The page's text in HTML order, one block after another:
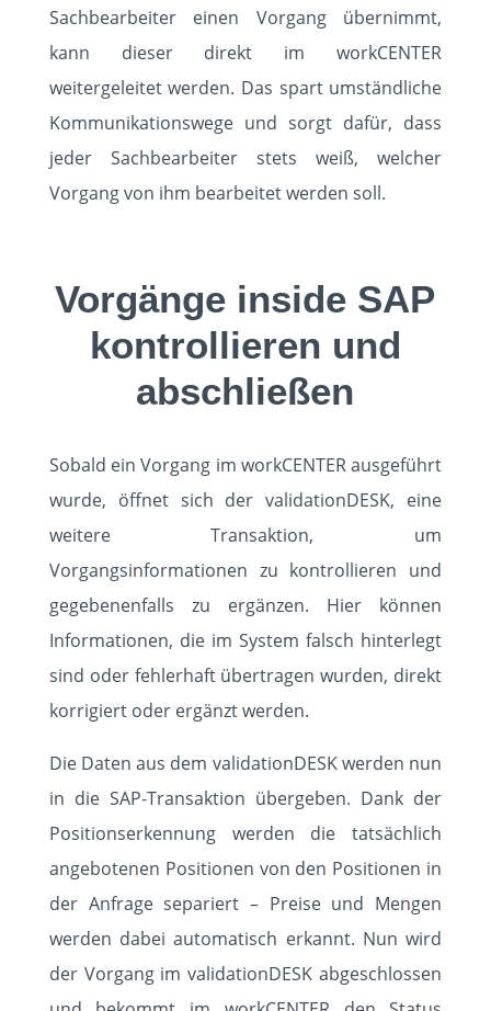
Sachbearbeiter einen Vorgang übernimmt,
kann dieser direkt im workCENTER
weitergeleitet werden. Das spart umständliche
Kommunikationswege und sorgt dafür, dass
jeder Sachbearbeiter stets weiß, welcher
Vorgang von ihm bearbeitet werden soll.
Vorgänge inside SAP
kontrollieren und
abschließen
Sobald ein Vorgang im workCENTER ausgeführt
wurde, öffnet sich der validationDESK, eine
weitere Transaktion, um
Vorgangsinformationen zu kontrollieren und
gegebenenfalls zu ergänzen. Hier können
Informationen, die im System falsch hinterlegt
sind oder fehlerhaft übertragen wurden, direkt
korrigiert oder ergänzt werden.
Die Daten aus dem validationDESK werden nun
in die SAP-Transaktion übergeben. Dank der
Positionserkennung werden die tatsächlich
angebotenen Positionen von den Positionen in
der Anfrage separiert – Preise und Mengen
werden dabei automatisch erkannt. Nun wird
der Vorgang im validationDESK abgeschlossen